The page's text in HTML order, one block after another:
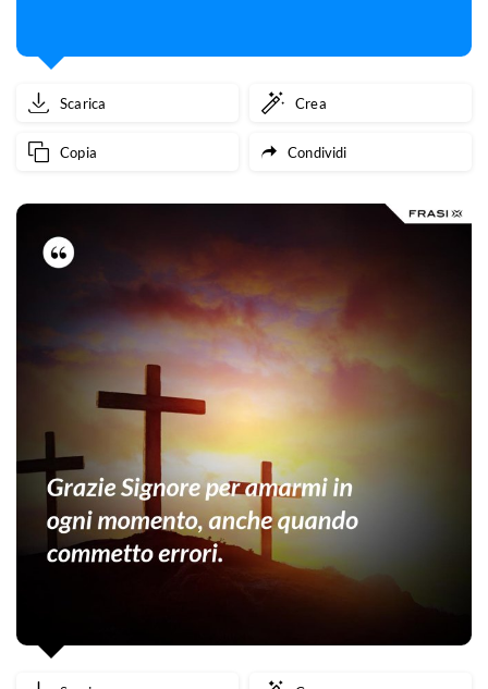
Scarica Crea
Copia Condividi